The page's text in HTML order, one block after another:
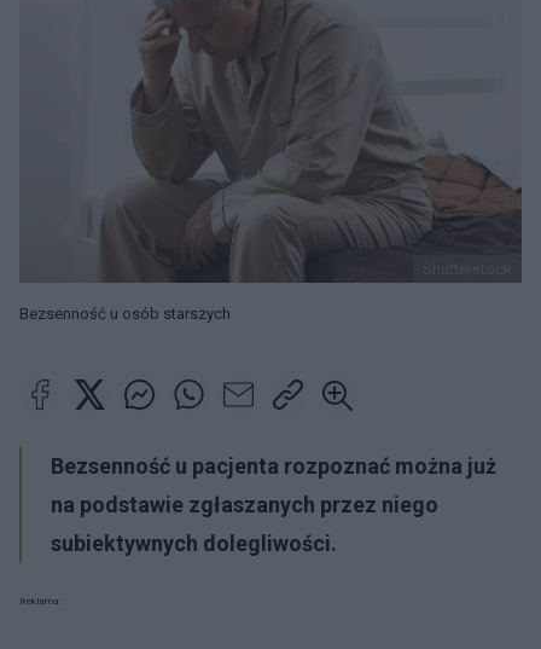
Bezsenność u osób starszych
Bezsenność u pacjenta rozpoznać można już
na podstawie zgłaszanych przez niego
subiektywnych dolegliwości.
Reklama: